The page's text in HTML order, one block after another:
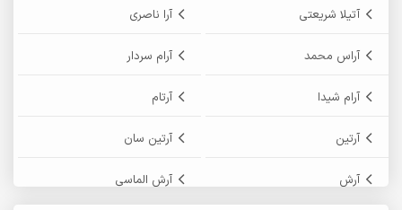
آتیلا شریعتی آرا ناصری
آراس محمد آرام سردار
آرام شیدا آرتام
آرتین آرتین سان
آرش آرش الماسی